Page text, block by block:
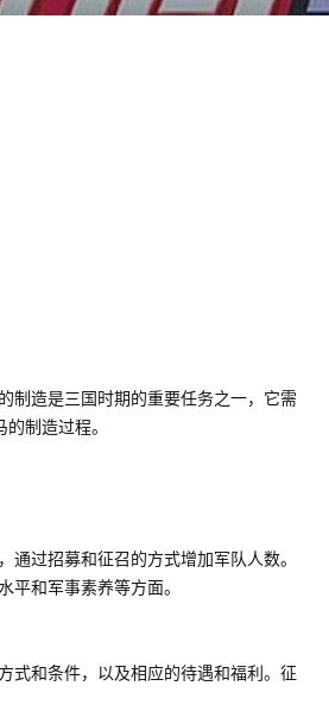
制造是三国时期的重要任务之一，它需
制造过程。
过招募和征召的方式增加军队人数。
和军事素养等方面。
式和条件，以及相应的待遇和福利。征